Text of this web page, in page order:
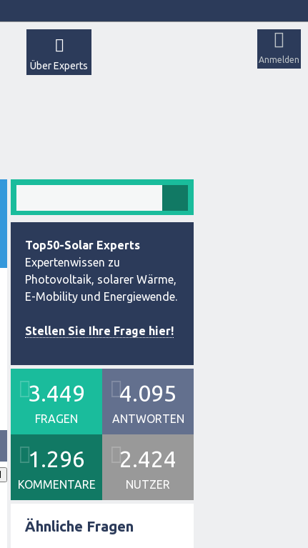
Anmelden
Über Experts
Top50-Solar Experts
Expertenwissen zu
Photovoltaik, solarer Wärme,
E-Mobility und Energiewende.
Stellen Sie Ihre Frage hier!
3.449
FRAGEN
4.095
ANTWORTEN
1.296
KOMMENTARE
2.424
NUTZER
Ähnliche Fragen